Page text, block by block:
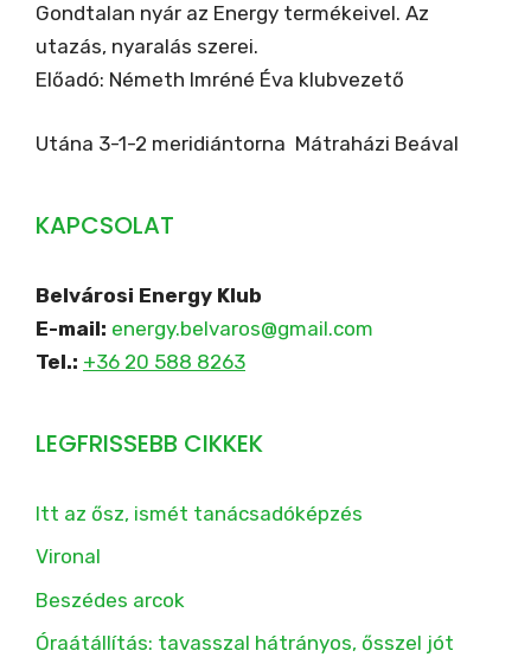
Gondtalan nyár az Energy termékeivel. Az
utazás, nyaralás szerei.
Előadó: Németh Imréné Éva klubvezető
Utána 3-1-2 meridiántorna Mátraházi Beával
KAPCSOLAT
Belvárosi Energy Klub
E-mail: energy.belvaros@gmail.com
Tel.: +36 20 588 8263
LEGFRISSEBB CIKKEK
Itt az ősz, ismét tanácsadóképzés
Vironal
Beszédes arcok
Óraátállítás: tavasszal hátrányos, ősszel jót